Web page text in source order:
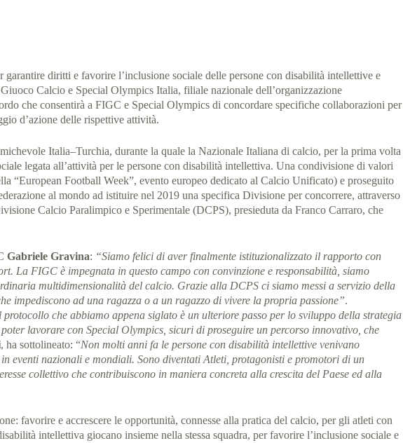
diritti e favorire l’inclusione sociale delle persone con disabilità intellettive e
Calcio e Special Olympics Italia, filiale nazionale dell’organizzazione
che consentirà a FIGC e Special Olympics di concordare specifiche collaborazioni per
d’azione delle rispettive attività.
Italia–Turchia, durante la quale la Nazionale Italiana di calcio, per la prima volta
legata all’attività per le persone con disabilità intellettiva. Una condivisione di valori
“European Football Week”, evento europeo dedicato al Calcio Unificato) e proseguito
al mondo ad istituire nel 2019 una specifica Divisione per concorrere, attraverso
Calcio Paralimpico e Sperimentale (DCPS), presieduta da Franco Carraro, che
Gabriele Gravina: “Siamo felici di aver finalmente istituzionalizzato il rapporto con
La FIGC è impegnata in questo campo con convinzione e responsabilità, siamo
multidimensionalità del calcio. Grazie alla DCPS ci siamo messi a servizio della
impediscono ad una ragazza o a un ragazzo di vivere la propria passione”.
protocollo che abbiamo appena siglato è un ulteriore passo per lo sviluppo della strategia
lavorare con Special Olympics, sicuri di proseguire un percorso innovativo, che
, ha sottolineato: “Non molti anni fa le persone con disabilità intellettive venivano
eventi nazionali e mondiali. Sono diventati Atleti, protagonisti e promotori di un
collettivo che contribuiscono in maniera concreta alla crescita del Paese ed alla
favorire e accrescere le opportunità, connesse alla pratica del calcio, per gli atleti con
intellettiva giocano insieme nella stessa squadra, per favorire l’inclusione sociale e